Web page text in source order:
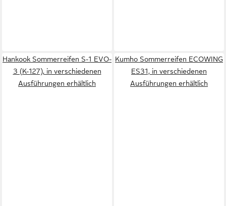
Hankook Sommerreifen S-1 EVO-
3 (K-127), in verschiedenen
Ausführungen erhältlich
Kumho Sommerreifen ECOWING
ES31, in verschiedenen
Ausführungen erhältlich